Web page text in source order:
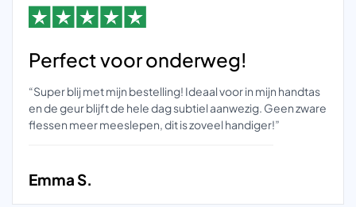
Perfect voor onderweg!
“Super blij met mijn bestelling! Ideaal voor in mijn handtas
en de geur blijft de hele dag subtiel aanwezig. Geen zware
flessen meer meeslepen, dit is zoveel handiger!”
Emma S.